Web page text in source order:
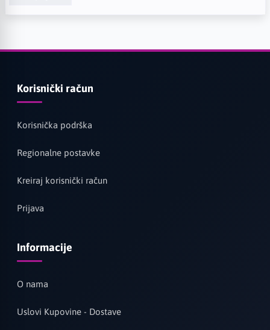
Korisnički račun
Korisnička podrška
Regionalne postavke
Kreiraj korisnički račun
Prijava
Informacije
O nama
Uslovi Kupovine - Dostave